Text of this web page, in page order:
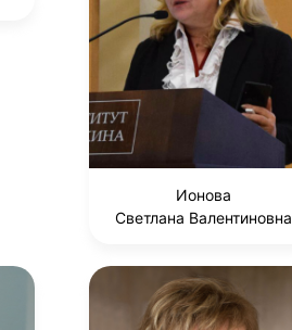
Ионова
Светлана Валентиновна